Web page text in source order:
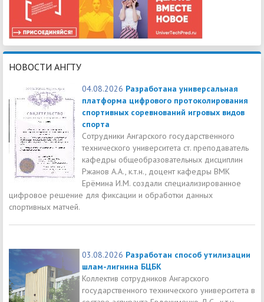
НОВОСТИ АНГТУ
04.08.2026 Разработана универсальная
платформа цифрового протоколирования
спортивных соревнований игровых видов
спорта
Сотрудники Ангарского государственного
технического университета ст. преподаватель
кафедры общеобразовательных дисциплин
Ржанов А.А., к.т.н., доцент кафедры ВМК
Ерёмина И.М. создали специализированное
цифровое решение для фиксации и обработки данных
спортивных матчей.
03.08.2026 Разработан способ утилизации
шлам-лигнина БЦБК
Коллектив сотрудников Ангарского
государственного технического университета в